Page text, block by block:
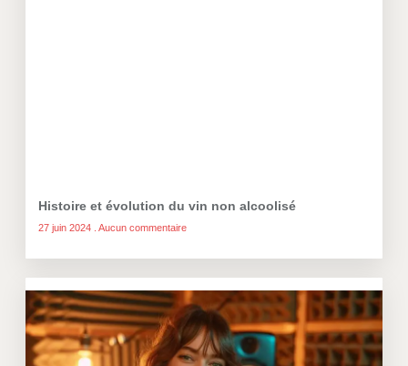
Histoire et évolution du vin non alcoolisé
27 juin 2024 Aucun commentaire